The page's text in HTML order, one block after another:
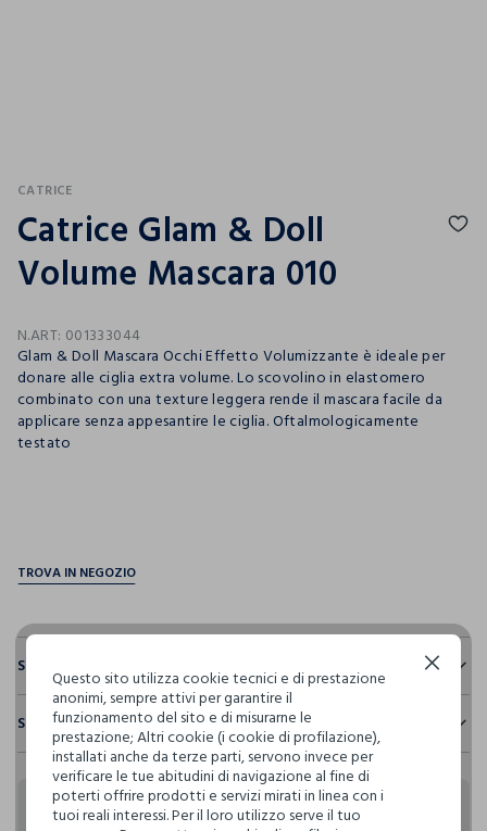
CATRICE
Catrice Glam & Doll
Volume Mascara 010
N.ART: 001333044
Glam & Doll Mascara Occhi Effetto Volumizzante è ideale per
donare alle ciglia extra volume. Lo scovolino in elastomero
combinato con una texture leggera rende il mascara facile da
applicare senza appesantire le ciglia. Oftalmologicamente
testato
Sostenibilità e trasparenza
Sicurezza
Il 100% dei nostri articoli viene sottoposto a test chimico-
fisici, per verificarne il rispetto dei limiti che abbiamo
definito per l’uso di sostanze chimiche, talvolta anche più
restrittivi rispetto a quelli previsti dalla normativa
internazionale.
Spedizione e resi
Hai fino a 30 giorni dalla consegna del tuo ordine online per
cambiare idea e restituire i prodotti che hai acquistato.
Questo sito utilizza cookie tecnici e di prestazione
anonimi, sempre attivi per garantire il
funzionamento del sito e di misurarne le
prestazione; Altri cookie (i cookie di profilazione),
installati anche da terze parti, servono invece per
verificare le tue abitudini di navigazione al fine di
poterti offrire prodotti e servizi mirati in linea con i
tuoi reali interessi. Per il loro utilizzo serve il tuo
Continua senza accettare